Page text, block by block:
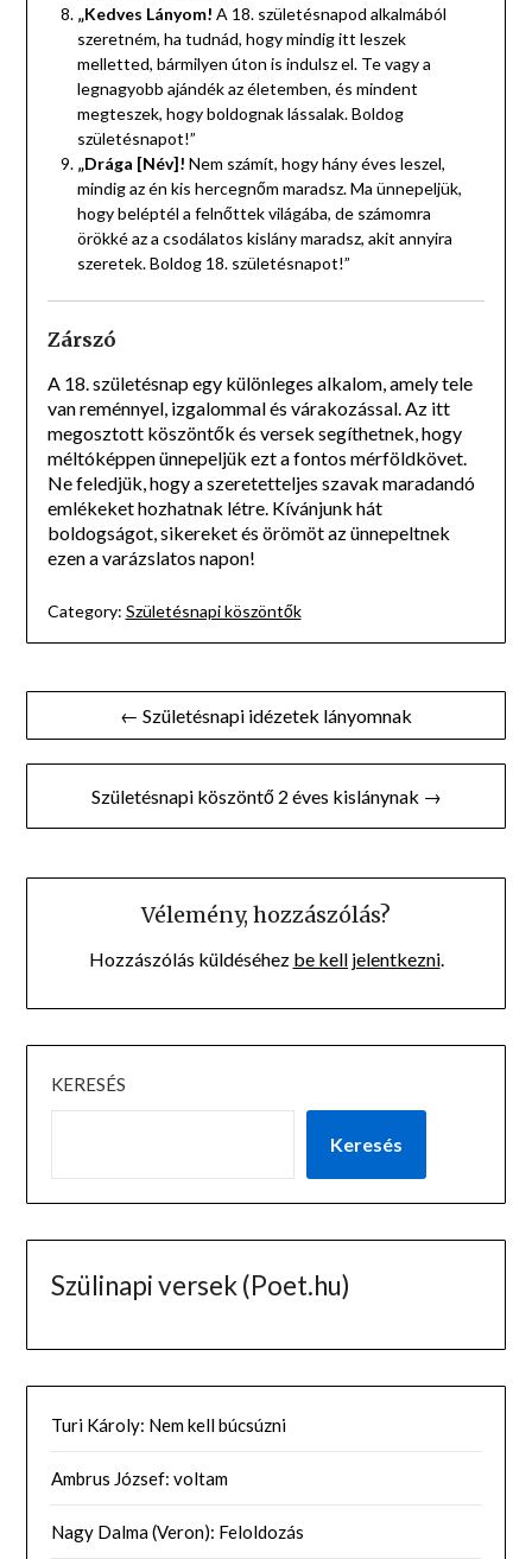
„Kedves Lányom! A 18. születésnapod alkalmából
szeretném, ha tudnád, hogy mindig itt leszek
melletted, bármilyen úton is indulsz el. Te vagy a
legnagyobb ajándék az életemben, és mindent
megteszek, hogy boldognak lássalak. Boldog
születésnapot!”
„Drága [Név]! Nem számít, hogy hány éves leszel,
mindig az én kis hercegnőm maradsz. Ma ünnepeljük,
hogy beléptél a felnőttek világába, de számomra
örökké az a csodálatos kislány maradsz, akit annyira
szeretek. Boldog 18. születésnapot!”
Zárszó
A 18. születésnap egy különleges alkalom, amely tele
van reménnyel, izgalommal és várakozással. Az itt
megosztott köszöntők és versek segíthetnek, hogy
méltóképpen ünnepeljük ezt a fontos mérföldkövet.
Ne feledjük, hogy a szeretetteljes szavak maradandó
emlékeket hozhatnak létre. Kívánjunk hát
boldogságot, sikereket és örömöt az ünnepeltnek
ezen a varázslatos napon!
Category: Születésnapi köszöntők
Bejegyzés
navigáció
← Születésnapi idézetek lányomnak
Születésnapi köszöntő 2 éves kislánynak →
Vélemény, hozzászólás?
Hozzászólás küldéséhez be kell jelentkezni.
KERESÉS
Keresés
Szülinapi versek (Poet.hu)
Turi Károly: Nem kell búcsúzni
Ambrus József: voltam
Nagy Dalma (Veron): Feloldozás